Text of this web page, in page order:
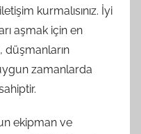
kurmalısınız. İyi
aşmak için en
düşmanların
zamanlarda
ekipman ve